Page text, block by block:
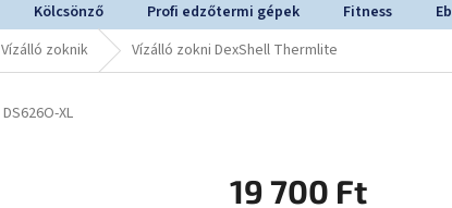
Kölcsönző Profi edzőtermi gépek Fitness
Vízálló zoknik Vízálló zokni DexShell Thermlite
DS626O-XL
19 700 Ft